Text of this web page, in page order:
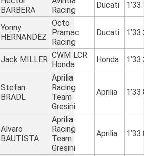
BARBERA
Racing
Ducati
Yonny
HERNANDEZ
Octo
Pramac
Racing
Ducati
Jack MILLER CWM LCR
Honda
Honda
Stefan
BRADL
Aprilia
Racing
Team
Gresini
Aprilia
Alvaro
BAUTISTA
Aprilia
Racing
Team
Gresini
Aprilia